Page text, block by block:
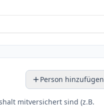
Person hinzufügen
mitversichert sind (z.B.